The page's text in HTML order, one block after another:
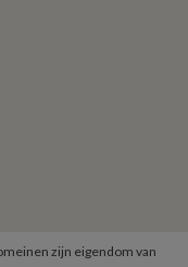
zijn eigendom van